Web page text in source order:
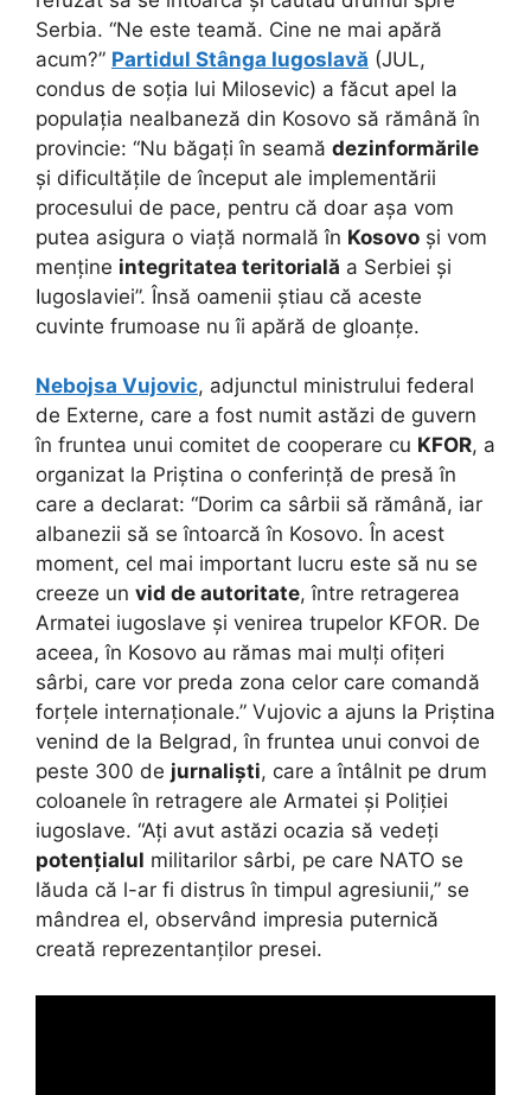
Serbia. “Ne este teamă. Cine ne mai apără
acum?” Partidul Stânga Iugoslavă (JUL,
condus de soția lui Milosevic) a făcut apel la
populația nealbaneză din Kosovo să rămână în
provincie: “Nu băgați în seamă dezinformările
și dificultățile de început ale implementării
procesului de pace, pentru că doar așa vom
putea asigura o viață normală în Kosovo și vom
menține integritatea teritorială a Serbiei și
Iugoslaviei”. Însă oamenii știau că aceste
cuvinte frumoase nu îi apără de gloanțe.
Nebojsa Vujovic, adjunctul ministrului federal
de Externe, care a fost numit astăzi de guvern
în fruntea unui comitet de cooperare cu KFOR, a
organizat la Priștina o conferință de presă în
care a declarat: “Dorim ca sârbii să rămână, iar
albanezii să se întoarcă în Kosovo. În acest
moment, cel mai important lucru este să nu se
creeze un vid de autoritate, între retragerea
Armatei iugoslave și venirea trupelor KFOR. De
aceea, în Kosovo au rămas mai mulți ofițeri
sârbi, care vor preda zona celor care comandă
forțele internaționale.” Vujovic a ajuns la Priștina
venind de la Belgrad, în fruntea unui convoi de
peste 300 de jurnaliști, care a întâlnit pe drum
coloanele în retragere ale Armatei și Poliției
iugoslave. “Ați avut astăzi ocazia să vedeți
potențialul militarilor sârbi, pe care NATO se
lăuda că l-ar fi distrus în timpul agresiunii,” se
mândrea el, observând impresia puternică
creată reprezentanților presei.